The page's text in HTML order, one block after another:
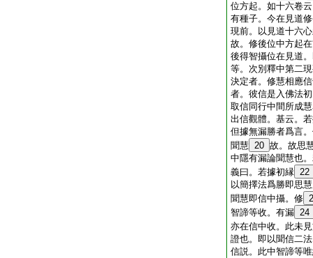
位方起。如十六卷
有種子。今在見道
現前。以見道十六
故。修後位中方起
後得智攝位在見道
等。次別釋中第二
決定者。修慧相應
者。彼信是入佛法
取信同行中間所成
出信觀體。基云。
但據無漏勝者爲言
聞慧 20 故。故思
中隱有漏論聞慧也
義曰。若據初縁 22
以簡擇法爲勝即思
聞慧即信中攝。修
智諦等收。有漏 24
亦在信中收。此未
證也。即以聞信二
信説。此中智諦等